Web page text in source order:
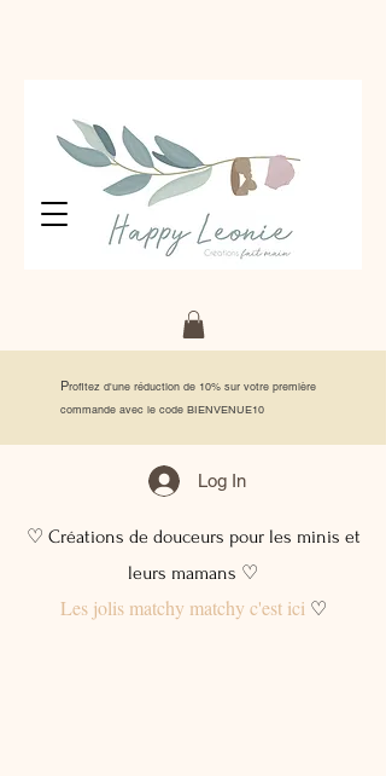
Profitez d'une réduction de 10% sur votre première
commande avec le code BIENVENUE10
Log In
♡ Créations de douceurs pour les minis et
leurs mamans ♡
Les jolis matchy matchy c'est ici♡